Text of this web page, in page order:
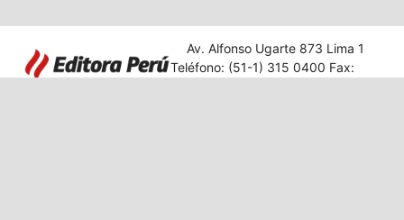
prenatal hasta
temprana.
Av. Alfonso Ugarte 873 Lima 1
Teléfono: (51-1) 315 0400 Fax: